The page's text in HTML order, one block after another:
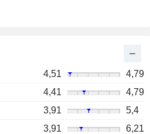
4,51
4,79
4,41
4,79
3,91
5,4
3,91
6,21